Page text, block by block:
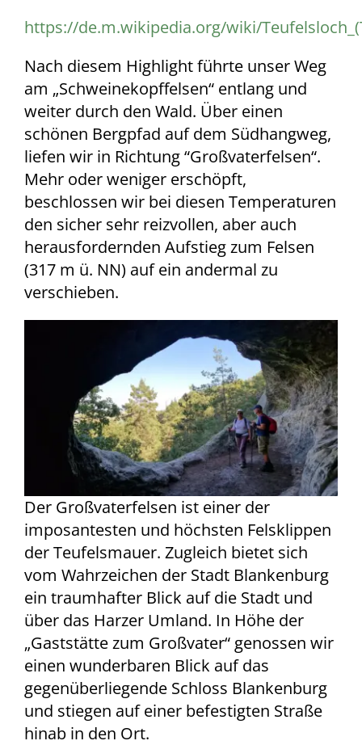
https://de.m.wikipedia.org/wiki/
Nach diesem Highlight führte unser Weg
am „Schweinekopffelsen“ entlang und
weiter durch den Wald. Über einen
schönen Bergpfad auf dem Südhangweg,
liefen wir in Richtung “Großvaterfelsen“.
Mehr oder weniger erschöpft,
beschlossen wir bei diesen Temperaturen
den sicher sehr reizvollen, aber auch
herausfordernden Aufstieg zum Felsen
(317 m ü. NN) auf ein andermal zu
verschieben.
Der Großvaterfelsen ist einer der
imposantesten und höchsten Felsklippen
der Teufelsmauer. Zugleich bietet sich
vom Wahrzeichen der Stadt Blankenburg
ein traumhafter Blick auf die Stadt und
über das Harzer Umland. In Höhe der
„Gaststätte zum Großvater“ genossen wir
einen wunderbaren Blick auf das
gegenüberliegende Schloss Blankenburg
und stiegen auf einer befestigten Straße
hinab in den Ort.